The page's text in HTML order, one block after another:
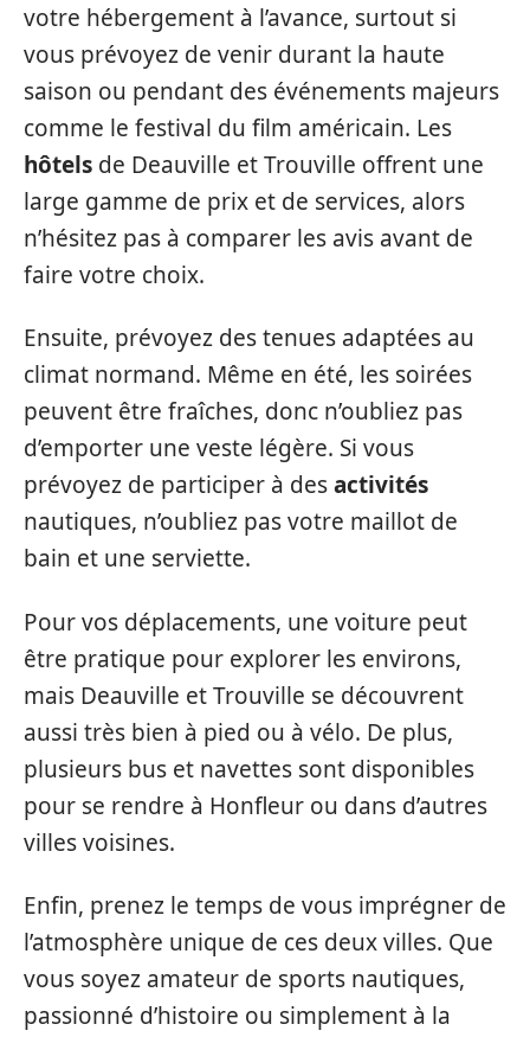
votre hébergement à l’avance, surtout si
vous prévoyez de venir durant la haute
saison ou pendant des événements majeurs
comme le festival du film américain. Les
hôtels de Deauville et Trouville offrent une
large gamme de prix et de services, alors
n’hésitez pas à comparer les avis avant de
faire votre choix.
Ensuite, prévoyez des tenues adaptées au
climat normand. Même en été, les soirées
peuvent être fraîches, donc n’oubliez pas
d’emporter une veste légère. Si vous
prévoyez de participer à desactivités
nautiques, n’oubliez pas votre maillot de
bain et une serviette.
Pour vos déplacements, une voiture peut
être pratique pour explorer les environs,
mais Deauville et Trouville se découvrent
aussi très bien à pied ou à vélo. De plus,
plusieurs bus et navettes sont disponibles
pour se rendre à Honfleur ou dans d’autres
villes voisines.
Enfin, prenez le temps de vous imprégner de
l’atmosphère unique de ces deux villes. Que
vous soyez amateur de sports nautiques,
passionné d’histoire ou simplement à la